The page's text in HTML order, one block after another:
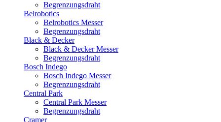
Begrenzungsdraht
Belrobotics
Belrobotics Messer
Begrenzungsdraht
Black & Decker
Black & Decker Messer
Begrenzungsdraht
Bosch Indego
Bosch Indego Messer
Begrenzungsdraht
Central Park
Central Park Messer
Begrenzungsdraht
Cramer